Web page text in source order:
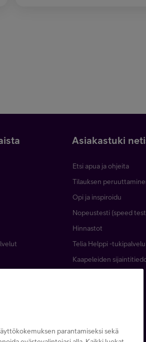
Asiakastuki
Etsi apua ja ohjeita
Tilauksen
Opi ja inspiroidu
Nopeustesti (speed
Hinnastot
Telia Helppi -tukipalvelu
Kaapeleiden
parantamiseksi sekä